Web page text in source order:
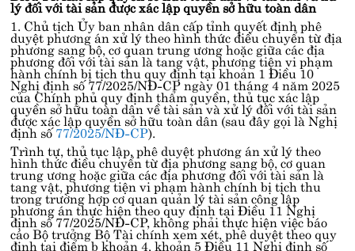
lý đối với tài sản được xác lập quyền sở hữu toàn dân
1. Chủ tịch Ủy ban nhân dân cấp tỉnh quyết định phê
duyệt phương án xử lý theo hình thức điều chuyển từ địa
phương sang bộ, cơ quan trung ương hoặc giữa các địa
phương đối với tài sản là tang vật, phương tiện vi phạm
hành chính bị tịch thu quy định tạikhoản 1 Điều 10
Nghị định số 77/2025/NĐ-CPngày 01 tháng 4 năm 2025
của Chính phủ quy định thẩm quyền, thủ tục xác lập
quyền sở hữu toàn dân về tài sản và xử lý đối với tài sản
được xác lập quyền sở hữu toàn dân (sau đây gọi là Nghị
định số77/2025/NĐ-CP).
Trình tự, thủ tục lập, phê duyệt phương án xử lý theo
hình thức điều chuyển từ địa phương sang bộ, cơ quan
trung ương hoặc giữa các địa phương đối với tài sản là
tang vật, phương tiện vi phạm hành chính bị tịch thu
trong trường hợp cơ quan quản lý tài sản công lập
phương án thực hiện theo quy định tạiĐiều 11 Nghị
định số 77/2025/NĐ-CP, không phải thực hiện việc báo
cáo Bộ trưởng Bộ Tài chính xem xét, phê duyệt theo quy
định tạiđiểm b khoản 4, khoản 5 Điều 11 Nghị định số